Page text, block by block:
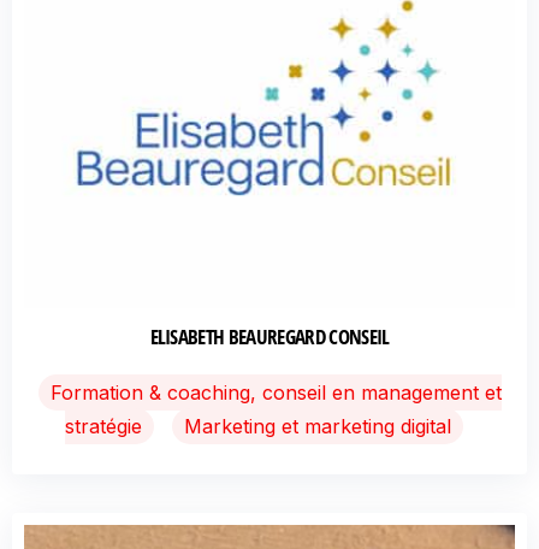
ELISABETH BEAUREGARD CONSEIL
Formation & coaching, conseil en management et
stratégie
Marketing et marketing digital